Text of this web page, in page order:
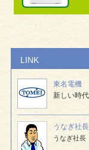
LINK
東名電機
新しい時
うなぎ社
うなぎ社長